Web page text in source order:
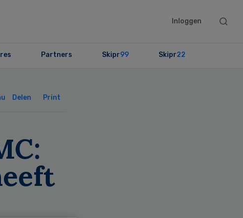
Inloggen
Search
Partners Skipr99 Skipr22
Delen Print